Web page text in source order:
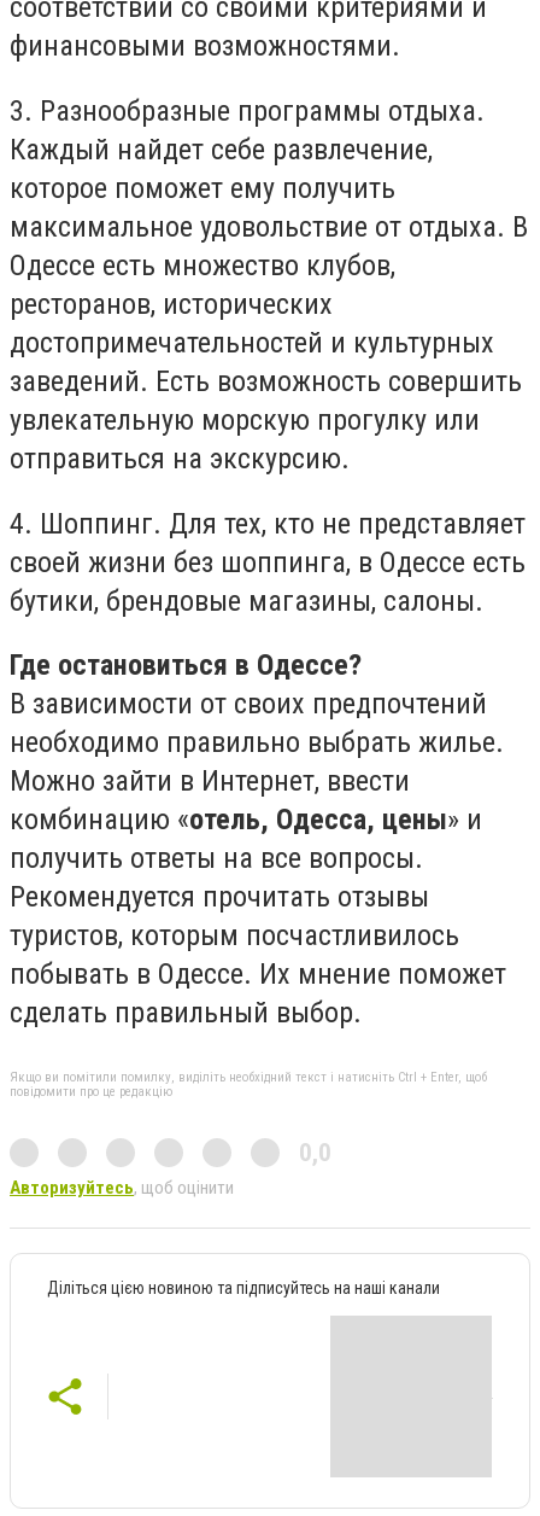
соответствии со своими критериями и
финансовыми возможностями.
3. Разнообразные программы отдыха.
Каждый найдет себе развлечение,
которое поможет ему получить
максимальное удовольствие от отдыха. В
Одессе есть множество клубов,
ресторанов, исторических
достопримечательностей и культурных
заведений. Есть возможность совершить
увлекательную морскую прогулку или
отправиться на экскурсию.
4. Шоппинг. Для тех, кто не представляет
своей жизни без шоппинга, в Одессе есть
бутики, брендовые магазины, салоны.
Где остановиться в Одессе?
В зависимости от своих предпочтений
необходимо правильно выбрать жилье.
Можно зайти в Интернет, ввести
комбинацию «отель, Одесса, цены» и
получить ответы на все вопросы.
Рекомендуется прочитать отзывы
туристов, которым посчастливилось
побывать в Одессе. Их мнение поможет
сделать правильный выбор.
Якщо ви помітили помилку, виділіть необхідний текст і натисніть Ctrl + Enter, щоб
повідомити про це редакцію
0,0
Авторизуйтесь, щоб оцінити
Діліться цією новиною та підписуйтесь на наші канали